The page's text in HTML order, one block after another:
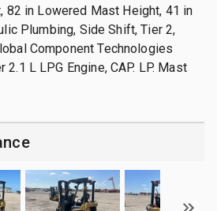
82 in Lowered Mast Height, 41 in
Plumbing, Side Shift, Tier 2,
Component Technologies
L LPG Engine, CAP. LP. Mast